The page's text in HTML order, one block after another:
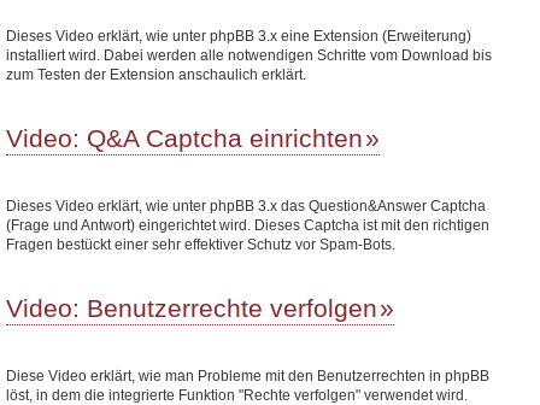
Dieses Video erklärt, wie unter phpBB 3.x eine Extension (Erweiterung)
installiert wird. Dabei werden alle notwendigen Schritte vom Download bis
zum Testen der Extension anschaulich erklärt.
Video: Q&A Captcha einrichten
Dieses Video erklärt, wie unter phpBB 3.x das Question&Answer Captcha
(Frage und Antwort) eingerichtet wird. Dieses Captcha ist mit den richtigen
Fragen bestückt einer sehr effektiver Schutz vor Spam-Bots.
Video: Benutzerrechte verfolgen
Diese Video erklärt, wie man Probleme mit den Benutzerrechten in phpBB
löst, in dem die integrierte Funktion "Rechte verfolgen" verwendet wird.